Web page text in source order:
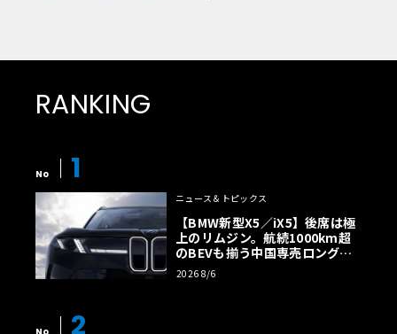
RANKING
No 1
ニュース＆トピックス
【BMW新型X5／iX5】後席は極
上のリムジン。航続1000km超
のBEVも揃う中国専売ロング仕
様の全貌
2026 8/6
2